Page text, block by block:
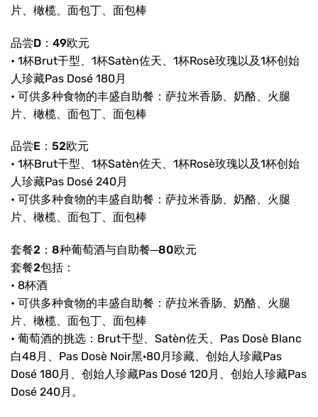
片、橄榄、面包丁、面包棒
品尝D：49欧元
• 1杯Brut干型、1杯Satèn佐天、1杯Rosè玫瑰以及1杯创始
人珍藏Pas Dosé 180月
• 可供多种食物的丰盛自助餐：萨拉米香肠、奶酪、火腿
片、橄榄、面包丁、面包棒
品尝E：52欧元
• 1杯Brut干型、1杯Satèn佐天、1杯Rosè玫瑰以及1杯创始
人珍藏Pas Dosé 240月
• 可供多种食物的丰盛自助餐：萨拉米香肠、奶酪、火腿
片、橄榄、面包丁、面包棒
套餐2：8种葡萄酒与自助餐─80欧元
套餐2包括：
• 8杯酒
• 可供多种食物的丰盛自助餐：萨拉米香肠、奶酪、火腿
片、橄榄、面包丁、面包棒
• 葡萄酒的挑选：Brut干型、Satèn佐天、Pas Dosè Blanc
白48月、Pas Dosè Noir黑·80月珍藏、创始人珍藏Pas
Dosé 180月、创始人珍藏Pas Dosé 120月、创始人珍藏Pas
Dosé 240月。